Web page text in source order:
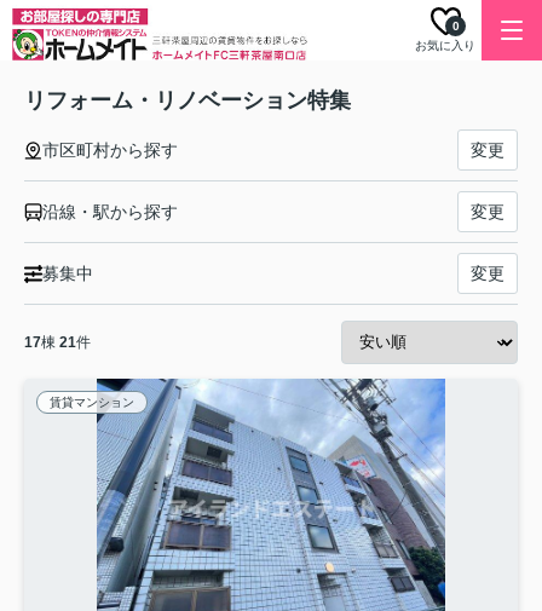
お気に入り
0
リフォーム・リノベーション特集
市区町村から探す 変更
沿線・駅から探す 変更
募集中 変更
17棟 21件
賃貸マンション